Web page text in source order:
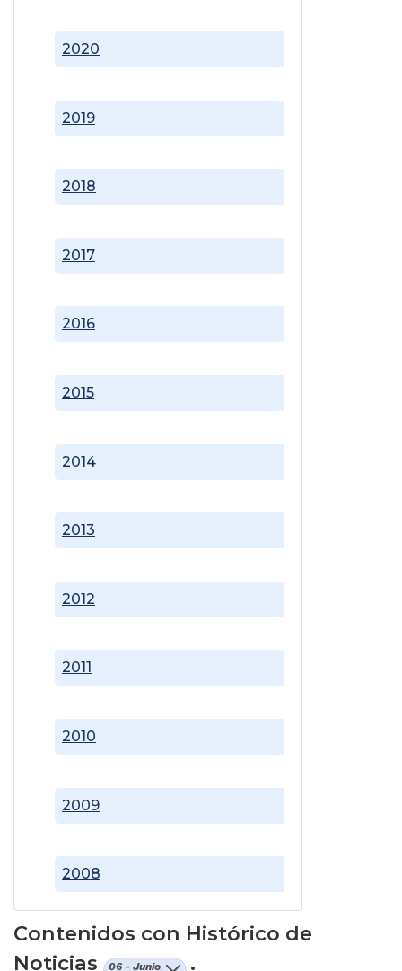
2008
2009
2010
2011
2012
2013
2014
2015
2016
2017
2018
2019
2020
Contenidos con Histórico de
Noticias
06 - Junio .